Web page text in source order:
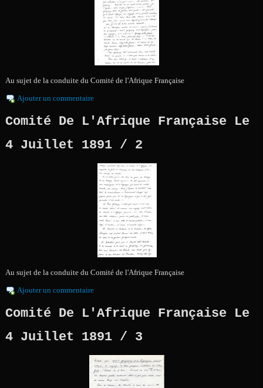
Au sujet de la conduite du Comité de l'Afrique Française
Ajouter un commentaire
Comité De L'Afrique Française Le
4 Juillet 1891 / 2
Au sujet de la conduite du Comité de l'Afrique Française
Ajouter un commentaire
Comité De L'Afrique Française Le
4 Juillet 1891 / 3